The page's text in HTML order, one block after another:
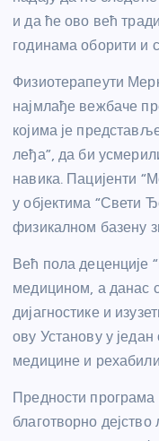
и да ће ово већ
годинама оборити и
Физиотерапеути
најмлађе вежбаче
којима је
леђа”, да би
навика. Пацијенти
у објектима “Свети
физикалном базену
Већ пола деценције
медицином, а данас
дијагностике и
ову Установу у
медицине и
Предности програма
благотворно